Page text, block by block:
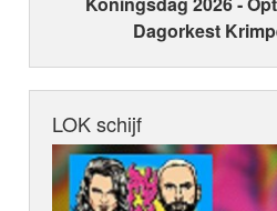
Dagorkest
LOK schijf